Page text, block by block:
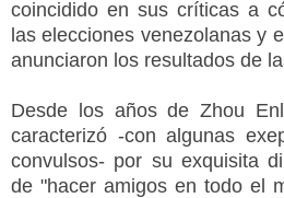
coincidido en sus críticas a
las elecciones venezolanas y
anunciaron los resultados de
Desde los años de Zhou
caracterizó -con algunas
convulsos- por su exquisita
de "hacer amigos en todo el